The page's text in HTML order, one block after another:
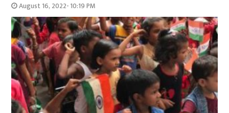
August 16, 2022- 10:19 PM